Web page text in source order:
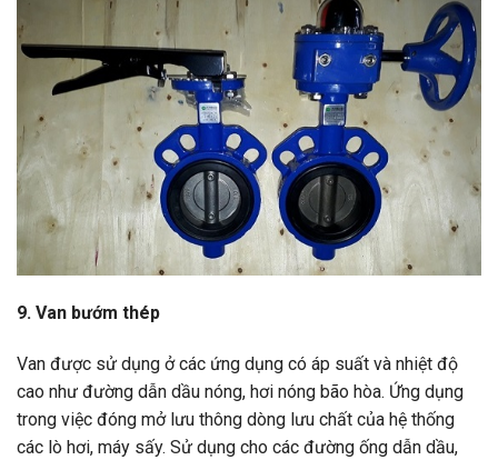
9. Van bướm thép
Van được sử dụng ở các ứng dụng có áp suất và nhiệt độ
cao như đường dẫn dầu nóng, hơi nóng bão hòa. Ứng dụng
trong việc đóng mở lưu thông dòng lưu chất của hệ thống
các lò hơi, máy sấy. Sử dụng cho các đường ống dẫn dầu,